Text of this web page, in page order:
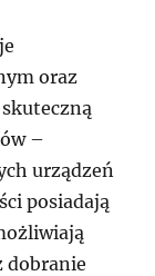
oraz
–
urządzeń
posiadają
dobranie